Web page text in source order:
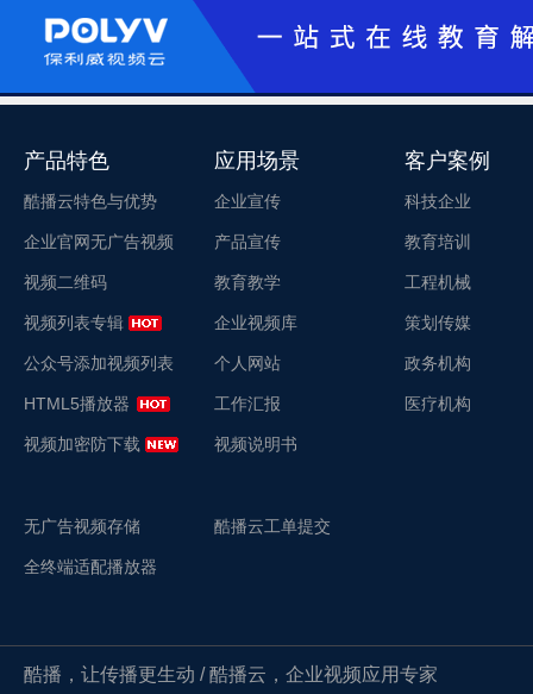
产品特色
酷播云特色与优势
企业官网无广告视频
视频二维码
视频列表专辑
公众号添加视频列表
HTML5播放器
视频加密防下载
无广告视频存储
全终端适配播放器
应用场景
企业宣传
产品宣传
教育教学
企业视频库
个人网站
工作汇报
视频说明书
酷播云工单提交
客户案例
科技企业
教育培训
工程机械
策划传媒
政务机构
医疗机构
酷播，让传播更生动 / 酷播云，企业视频应用专家